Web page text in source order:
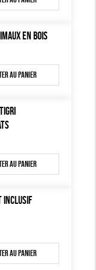
EN BOIS
au panier
au panier
INCLUSIF
au panier